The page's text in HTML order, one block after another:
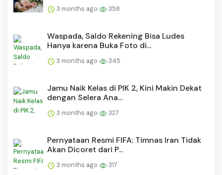
3 months ago 358
Waspada, Saldo Rekening Bisa Ludes
Hanya karena Buka Foto di...
3 months ago 345
Jamu Naik Kelas di PIK 2, Kini Makin Dekat
dengan Selera Ana...
3 months ago 327
Pernyataan Resmi FIFA: Timnas Iran Tidak
Akan Dicoret dari P...
3 months ago 317